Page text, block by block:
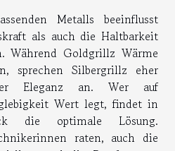
Metalls beeinflusst
als auch die Haltbarkeit
Während Goldgrillz Wärme
sprechen Silbergrillz eher
Eleganz an. Wer auf
Wert legt, findet in
die optimale Lösung.
raten, auch die